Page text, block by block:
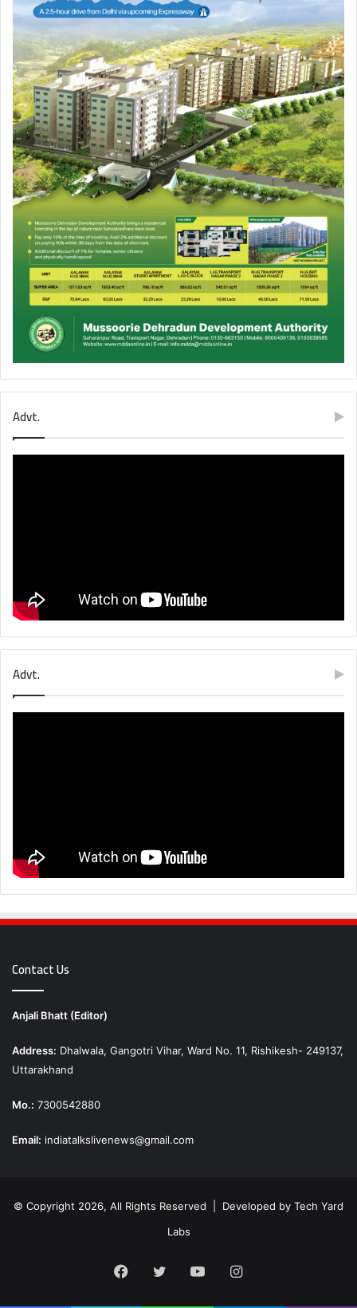
Advt.
Advt.
Contact Us
Anjali Bhatt (Editor)
Address: Dhalwala, Gangotri Vihar, Ward No. 11, Rishikesh- 249137,
Uttarakhand
Mo.: 7300542880
Email: indiatalkslivenews@gmail.com
© Copyright 2026, All Rights Reserved | Developed by Tech Yard
Labs
Facebook
Twitter YouTubeInstagram